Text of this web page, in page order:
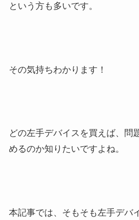
という方も多いです。
その気持ちわかります！
どの左手デバイスを買えば、問
めるのか知りたいですよね。
本記事では、そもそも左手デバ